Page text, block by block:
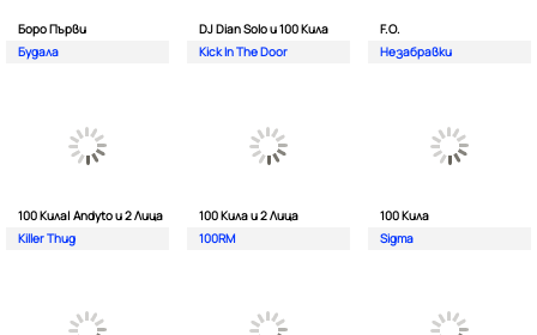
Боро Първи
Будала
DJ Dian Solo и 100 Кила
Kick In The Door
F.O.
Незабравки
100 Кила| Andyto и 2 Лица
Killer Thug
100 Кила и 2 Лица
100RM
100 Кила
Sigma